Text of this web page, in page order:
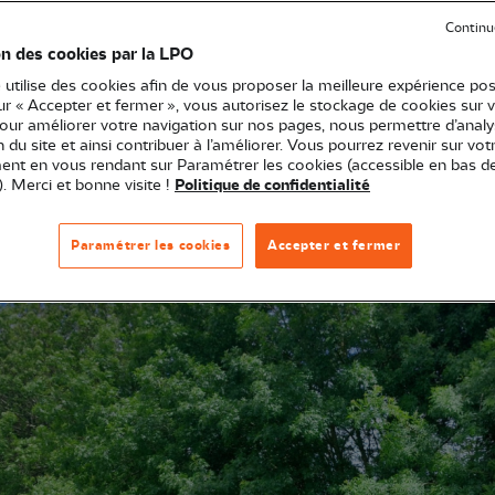
est dédié à l’agriculture. Pour la LPO Bretagne,
il est donc primordial de sensibiliser et
fermes. A quelques jours du salon de l’agriculture,
A la revendication légitime de trop faibles
d'un développement massif des
plus durable, qui implique mieux les
dans les fermes.
des cookies par la LPO
utilise des cookies afin de vous proposer la meilleure expérience
« Accepter et fermer », vous autorisez le stockage de cookies sur
améliorer votre navigation sur nos pages, nous permettre
du site et ainsi contribuer à l’améliorer. Vous pourrez revenir sur
en vous rendant sur Paramétrer les cookies (accessible en bas
Merci et bonne visite ! Politique de confidentialité
Accepter et fermer
Paramétrer les cookies